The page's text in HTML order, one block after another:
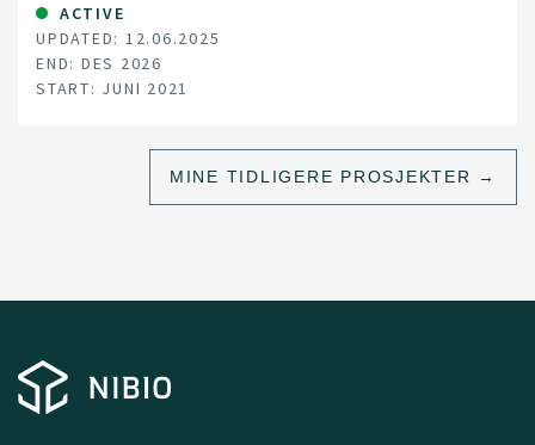
chain.ACTIVE
UPDATED: 12.06.2025
END: DES 2026
START: JUNI 2021
MINE TIDLIGERE PROSJEKTER